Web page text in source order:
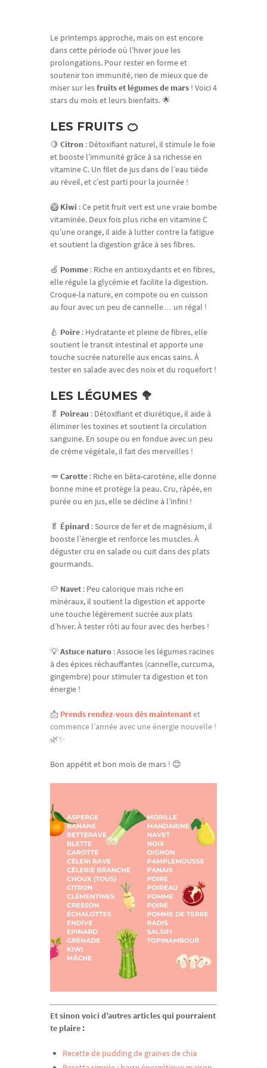
Le printemps approche, mais on est encore
dans cette période où l’hiver joue les
prolongations. Pour rester en forme et
soutenir ton immunité, rien de mieux que de
miser sur lesfruits et légumes de mars ! Voici 4
stars du mois et leurs bienfaits. 🌟
LES FRUITS 🍊
🍋 Citron : Détoxifiant naturel, il stimule le foie
et booste l’immunité grâce à sa richesse en
vitamine C. Un filet de jus dans de l’eau tiède
au réveil, et c’est parti pour la journée !
🥝 Kiwi : Ce petit fruit vert est une vraie bombe
vitaminée. Deux fois plus riche en vitamine C
qu’une orange, il aide à lutter contre la fatigue
et soutient la digestion grâce à ses fibres.
🍏 Pomme : Riche en antioxydants et en fibres,
elle régule la glycémie et facilite la digestion.
Croque-la nature, en compote ou en cuisson
au four avec un peu de cannelle… un régal !
🍐 Poire : Hydratante et pleine de fibres, elle
soutient le transit intestinal et apporte une
touche sucrée naturelle aux encas sains. À
tester en salade avec des noix et du roquefort !
LES LÉGUMES 🥦
🥬 Poireau : Détoxifiant et diurétique, il aide à
éliminer les toxines et soutient la circulation
sanguine. En soupe ou en fondue avec un peu
de crème végétale, il fait des merveilles !
🥕 Carotte : Riche en bêta-carotène, elle donne
bonne mine et protège la peau. Cru, râpée, en
purée ou en jus, elle se décline à l’infini !
🥬 Épinard : Source de fer et de magnésium, il
booste l’énergie et renforce les muscles. À
déguster cru en salade ou cuit dans des plats
gourmands.
🥔 Navet : Peu calorique mais riche en
minéraux, il soutient la digestion et apporte
une touche légèrement sucrée aux plats
d’hiver. À tester rôti au four avec des herbes !
💡Astuce naturo : Associe les légumes racines
à des épices réchauffantes (cannelle, curcuma,
gingembre) pour stimuler ta digestion et ton
énergie !
📩 Prends rendez-vous dès maintenantet
commence l’année avec une énergie nouvelle !
🌿✨
Bon appétit et bon mois de mars ! 😊
Et sinon voici d’autres articles qui pourraient
te plaire :
Recette de pudding de graines de chia